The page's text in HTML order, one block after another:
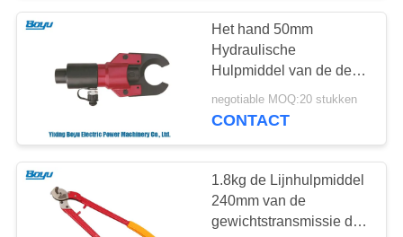
Gebundelde
Leiderkatrol
Het hand 50mm
Hydraulische
Hulpmiddel van de de
Transmissielijn van de
Kabelsnijder om Draad
negotiable MOQ:20 stukken
CONTACT
1.8kg de Lijnhulpmiddel
240mm van de
gewichtstransmissie de